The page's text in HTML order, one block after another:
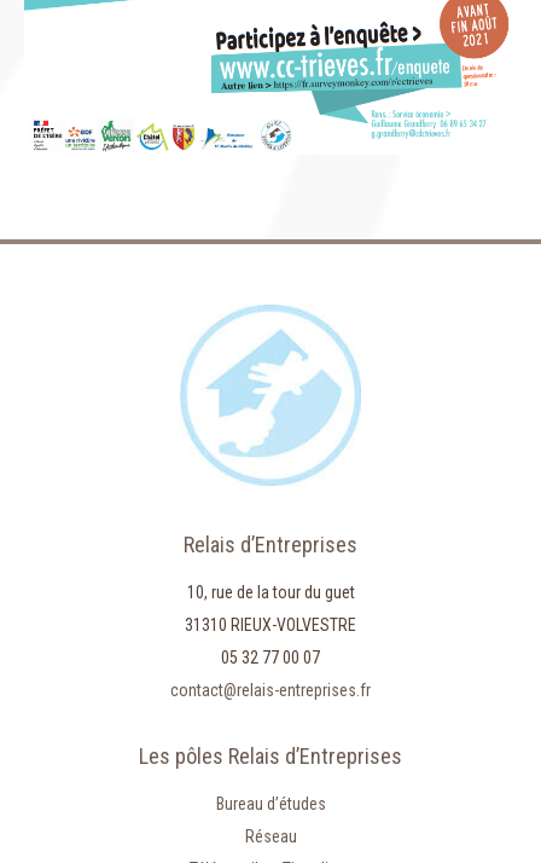
Relais d’Entreprises
10, rue de la tour du guet
31310 RIEUX-VOLVESTRE
05 32 77 00 07
contact@relais-entreprises.fr
Les pôles Relais d’Entreprises
Bureau d’études
Réseau